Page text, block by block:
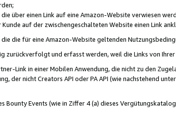
über einen Link auf eine Amazon-Website verwiesen
auf der zwischengeschalteten Website einen Link
die für eine Amazon-Website geltenden
zurückverfolgt und erfasst werden, weil die Links von
Link in einer Mobilen Anwendung, die nicht zu den
der nicht Creators API oder PA API (wie nachstehend
Bounty Events (wie in Ziffer 4 (a) dieses